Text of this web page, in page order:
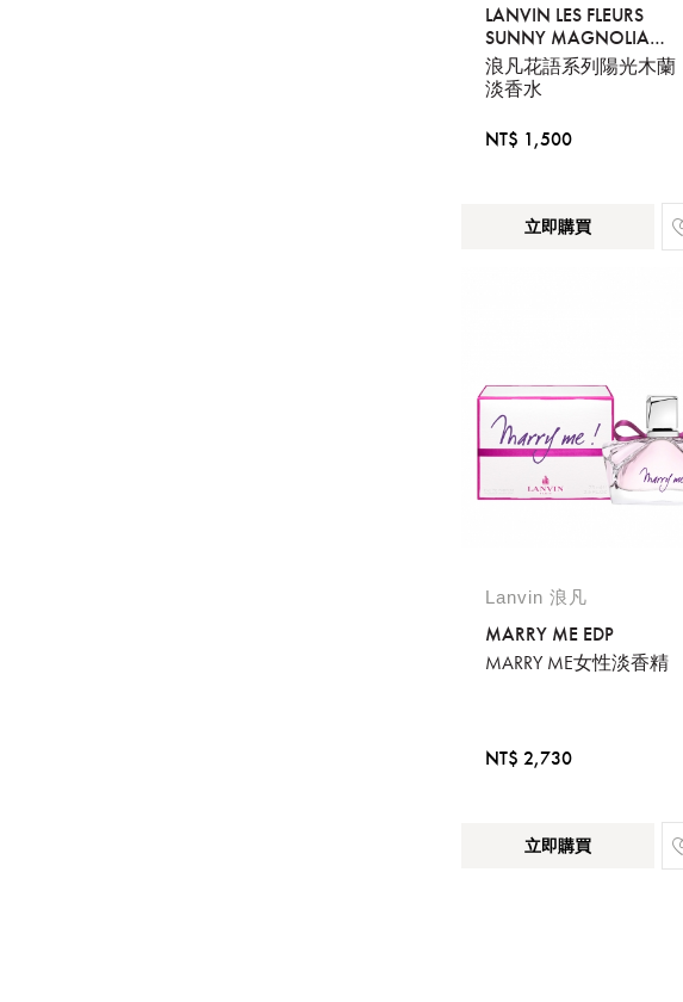
LANVIN LES FLEURS
SUNNY MAGNOLIA
EDT
浪凡花語系列陽光木蘭
淡香水
NT$ 1,500
立即購買
Lanvin 浪凡
MARRY ME EDP
MARRY ME女性淡香精
NT$ 2,730
立即購買